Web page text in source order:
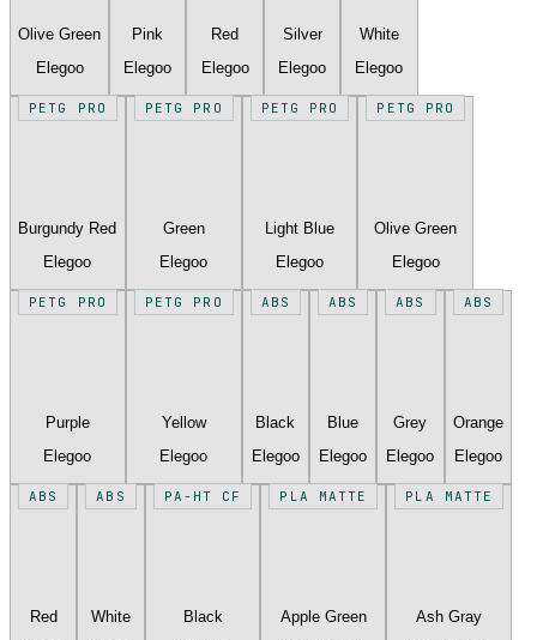
Olive Green
Elegoo
Pink
Elegoo
Red
Elegoo
Silver
Elegoo
White
Elegoo
PETG PRO
Burgundy Red
Elegoo
PETG PRO
Green
Elegoo
PETG PRO
Light Blue
Elegoo
PETG PRO
Olive Green
Elegoo
PETG PRO
Purple
Elegoo
PETG PRO
Yellow
Elegoo
ABS
Black
Elegoo
ABS
Blue
Elegoo
ABS
Grey
Elegoo
ABS
Orange
Elegoo
ABS
Red
ABS
White
PA-HT CF
Black
PLA MATTE
Apple Green
PLA MATTE
Ash Gray